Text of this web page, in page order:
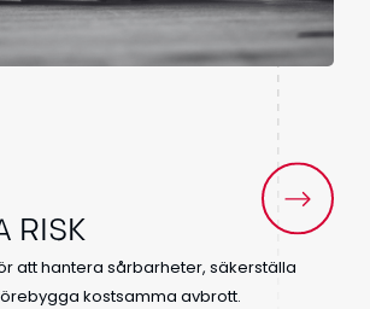
RISK
att hantera sårbarheter, säkerställa
kostsamma avbrott.